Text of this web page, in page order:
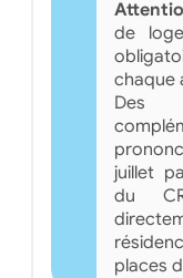
de
chaque
juillet
du
places